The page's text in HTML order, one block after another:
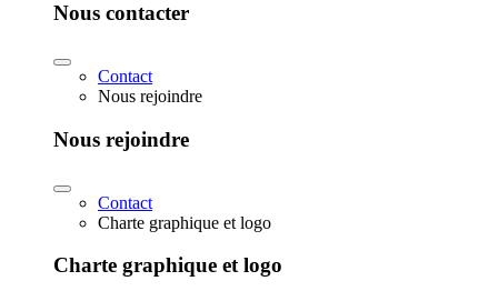
Nous contacter
Contact
Nous rejoindre
Nous rejoindre
Contact
Charte graphique et logo
Charte graphique et logo